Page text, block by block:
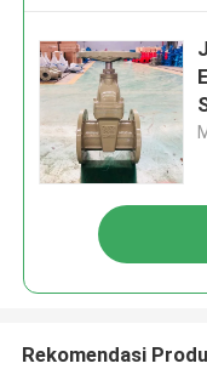
Rekomendasi